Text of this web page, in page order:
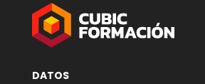
DATOS